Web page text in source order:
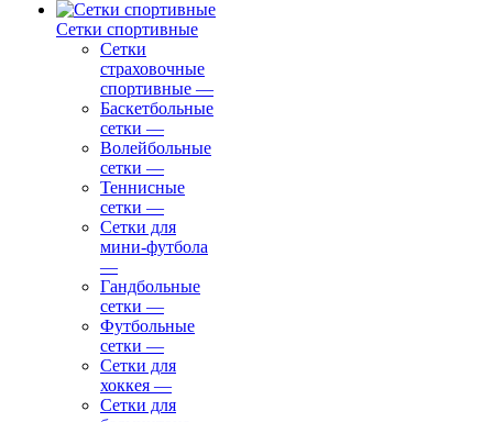
Сетки спортивные
Сетки
страховочные
спортивные —
Баскетбольные
сетки —
Волейбольные
сетки —
Теннисные
сетки —
Сетки для
мини-футбола
—
Гандбольные
сетки —
Футбольные
сетки —
Сетки для
хоккея —
Сетки для